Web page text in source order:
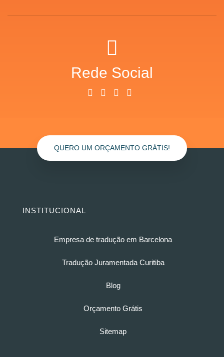
Rede Social
QUERO UM ORÇAMENTO GRÁTIS!
INSTITUCIONAL
Empresa de tradução em Barcelona
Tradução Juramentada Curitiba
Blog
Orçamento Grátis
Sitemap